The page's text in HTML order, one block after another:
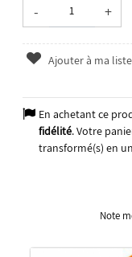
- +
Ajouter à ma liste
En achetant ce
fidélité. Votre
transformé(s) en
Note